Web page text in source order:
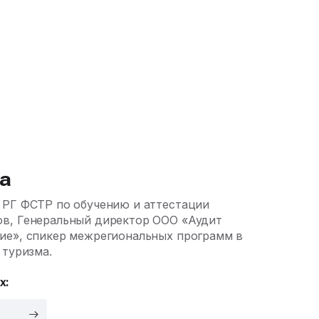
ФСТР по обучению и аттестации
Генеральный директор ООО «Аудит
спикер межрегиональных программ в